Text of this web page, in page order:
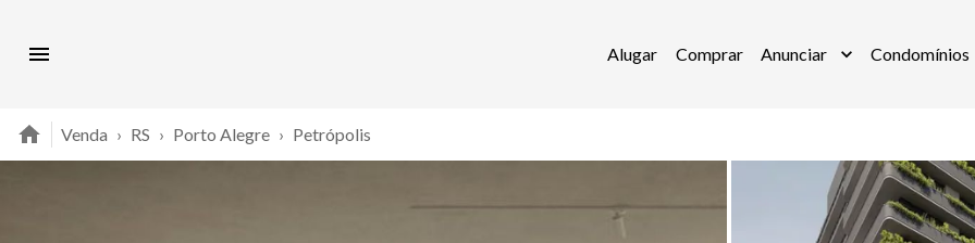
Alugar Comprar Anunciar Condomínios
Venda › RS › Porto Alegre › Petrópolis